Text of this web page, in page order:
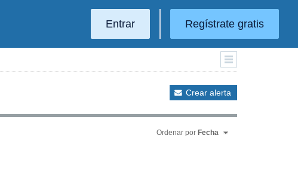
Entrar Regístrate gratis
Crear alerta
Ordenar por Fecha